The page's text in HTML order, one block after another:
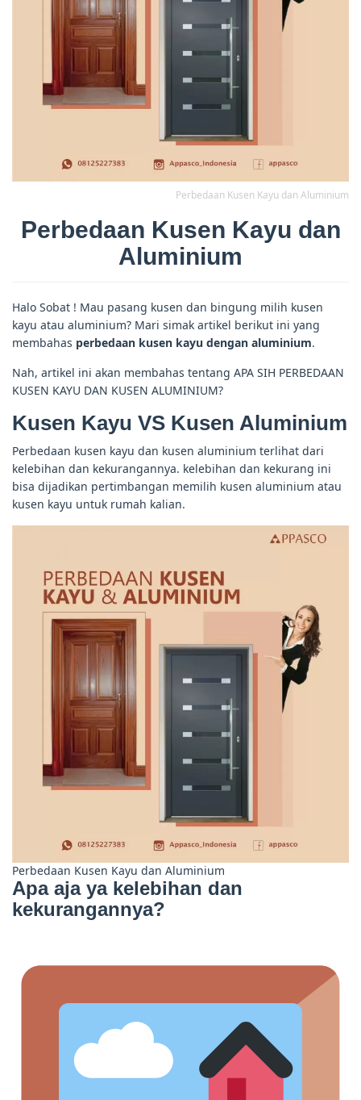
Perbedaan Kusen Kayu dan Aluminium
Perbedaan Kusen Kayu dan
Aluminium
Halo Sobat ! Mau pasang kusen dan bingung milih kusen
kayu atau aluminium? Mari simak artikel berikut ini yang
membahas perbedaan kusen kayu dengan aluminium.
Nah, artikel ini akan membahas tentang APA SIH PERBEDAAN
KUSEN KAYU DAN KUSEN ALUMINIUM?
Kusen Kayu VS Kusen Aluminium
Perbedaan kusen kayu dan kusen aluminium terlihat dari
kelebihan dan kekurangannya. kelebihan dan kekurang ini
bisa dijadikan pertimbangan memilih kusen aluminium atau
kusen kayu untuk rumah kalian.
Perbedaan Kusen Kayu dan Aluminium
Apa aja ya kelebihan dan
kekurangannya?